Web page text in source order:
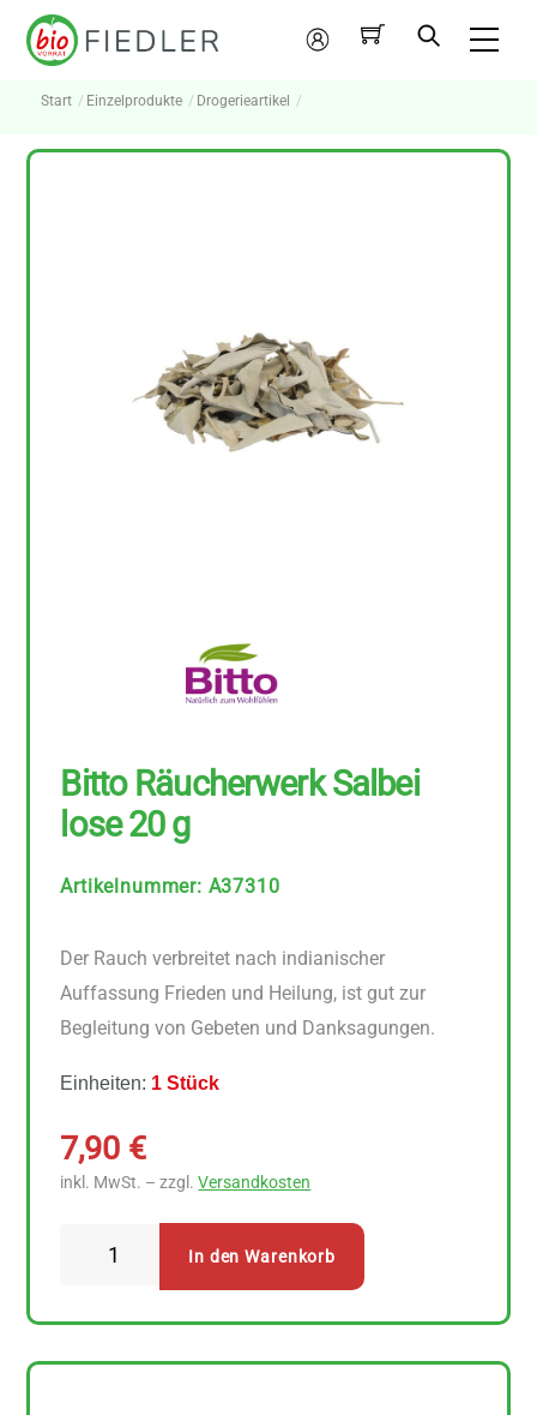
Skip
Mein
Konto
Start Einzelprodukte Drogerieartikel
Bitto Räucherwerk Salbei
lose 20 g
Artikelnummer: A37310
Der Rauch verbreitet nach indianischer
Auffassung Frieden und Heilung, ist gut zur
Begleitung von Gebeten und Danksagungen.
Einheiten: 1 Stück
7,90 €
inkl. MwSt. – zzgl.Versandkosten
In den Warenkorb